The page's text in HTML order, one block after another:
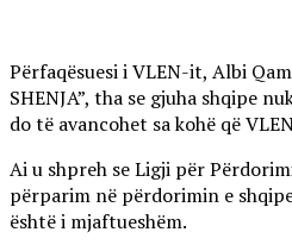
Përfaqësuesi i VLEN-it, Albi
SHENJA”, tha se gjuha shqipe
do të avancohet sa kohë që
Ai u shpreh se Ligji për
përparim në përdorimin e
është i mjaftueshëm.